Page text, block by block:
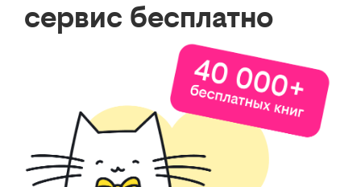
сервис бесплатно